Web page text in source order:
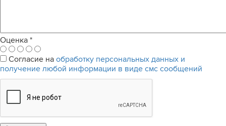
Оценка *
Согласие на обработку персональных данных и
получение любой информации в виде смс сообщений